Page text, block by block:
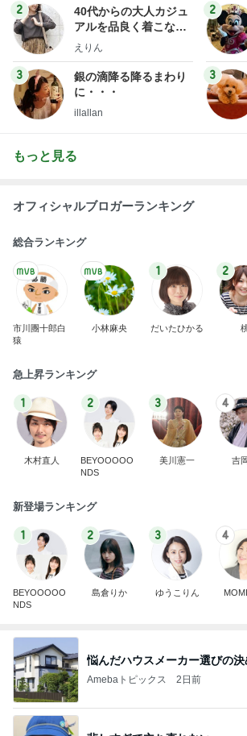
2
40代からの大人カジュ
アルを品良く着こなす
ファッションブログ
えりん
3
銀の滴降る降るまわり
に・・・
illallan
2
3
もっと見る
オフィシャルブロガーランキング
総合ランキング
市川團十郎白
猿
小林麻央
1
だいたひかる
2
急上昇ランキング
1
木村直人
2
BEYOOOOO
NDS
3
美川憲一
4
吉
新登場ランキング
1
BEYOOOOO
NDS
2
島倉りか
3
ゆうこりん
4
悩んだハウスメーカー選びの決
Amebaトピックス 2日前